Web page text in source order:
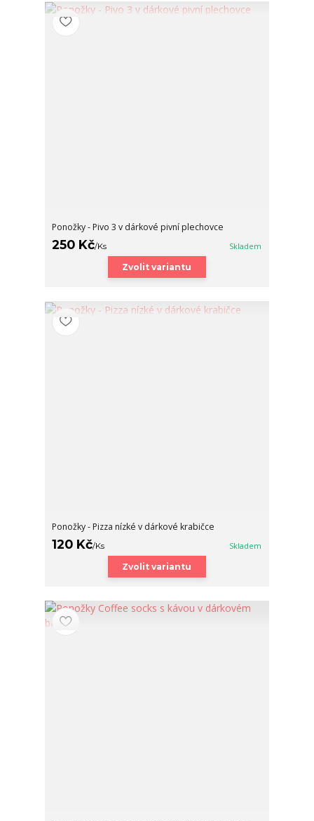
Ponožky - Pivo 3 v dárkové pivní plechovce
250 Kč/Ks Skladem
Zvolit variantu
Ponožky - Pizza nízké v dárkové krabičce
120 Kč/Ks Skladem
Zvolit variantu